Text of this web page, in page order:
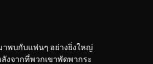
พบกับแฟนๆ อย่างยิ่งใหญ่
ลังจากที่พวกเขาพัดพากระ